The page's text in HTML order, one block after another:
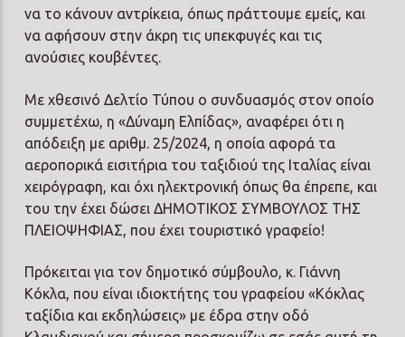
να το κάνουν αντρίκεια, όπως πράττουμε εμείς, και
να αφήσουν στην άκρη τις υπεκφυγές και τις
ανούσιες κουβέντες.
Με χθεσινό Δελτίο Τύπου ο συνδυασμός στον οποίο
συμμετέχω, η «Δύναμη Ελπίδας», αναφέρει ότι η
απόδειξη με αριθμ. 25/2024, η οποία αφορά τα
αεροπορικά εισιτήρια του ταξιδιού της Ιταλίας είναι
χειρόγραφη, και όχι ηλεκτρονική όπως θα έπρεπε, και
του την έχει δώσει ΔΗΜΟΤΙΚΟΣ ΣΥΜΒΟΥΛΟΣ ΤΗΣ
ΠΛΕΙΟΨΗΦΙΑΣ, που έχει τουριστικό γραφείο!
Πρόκειται για τον δημοτικό σύμβουλο, κ. Γιάννη
Κόκλα, που είναι ιδιοκτήτης του γραφείου «Κόκλας
ταξίδια και εκδηλώσεις» με έδρα στην οδό